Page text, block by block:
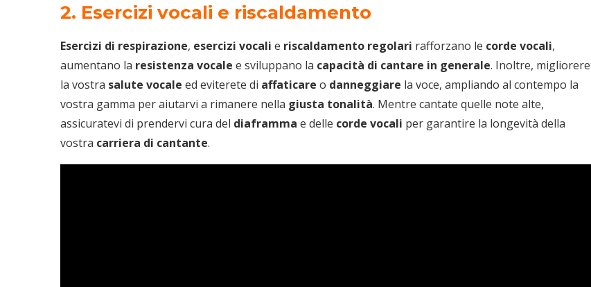
2. Esercizi vocali e riscaldamento
Esercizi di respirazione, esercizi vocali e riscaldamento regolari rafforzano le corde vocali,
aumentano la resistenza vocale e sviluppano la capacità di cantare in generale. Inoltre,
la vostra salute vocale ed eviterete di affaticare o danneggiare la voce, ampliando al contempo la
vostra gamma per aiutarvi a rimanere nella giusta tonalità. Mentre cantate quelle note alte,
assicuratevi di prendervi cura del diaframma e delle corde vocali per garantire la longevità della
vostra carriera di cantante.